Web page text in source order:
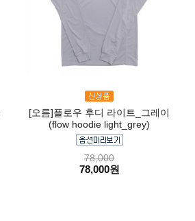
[오름]플로우 후디 라이트_그레이
(flow hoodie light_grey)
78,000
78,000원